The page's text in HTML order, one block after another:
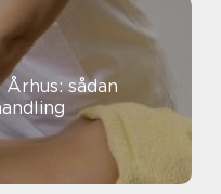
Århus: sådan